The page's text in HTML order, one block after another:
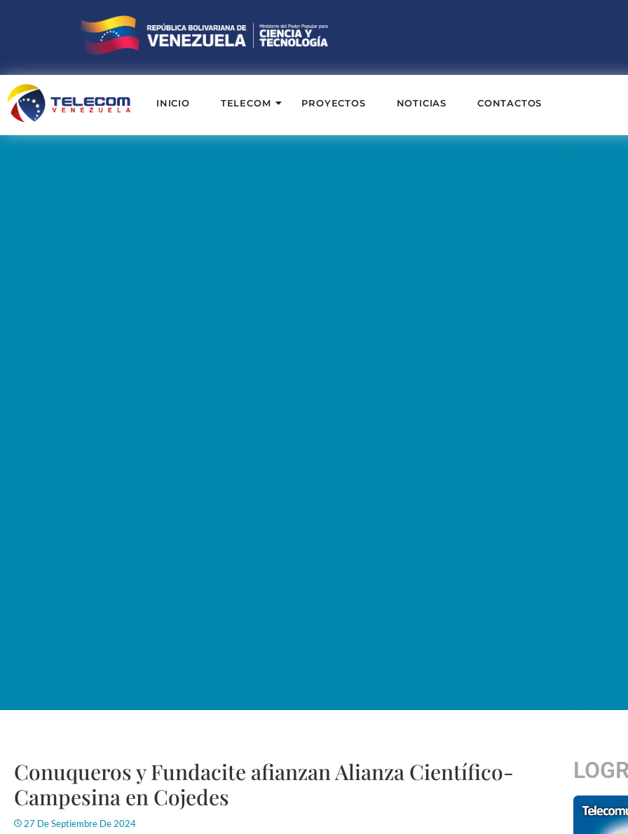
INICIO TELECOM PROYECTOS NOTICIAS CONTACTOS
Conuqueros y Fundacite afianzan Alianza Científico-
Campesina en Cojedes
27 De Septiembre De 2024